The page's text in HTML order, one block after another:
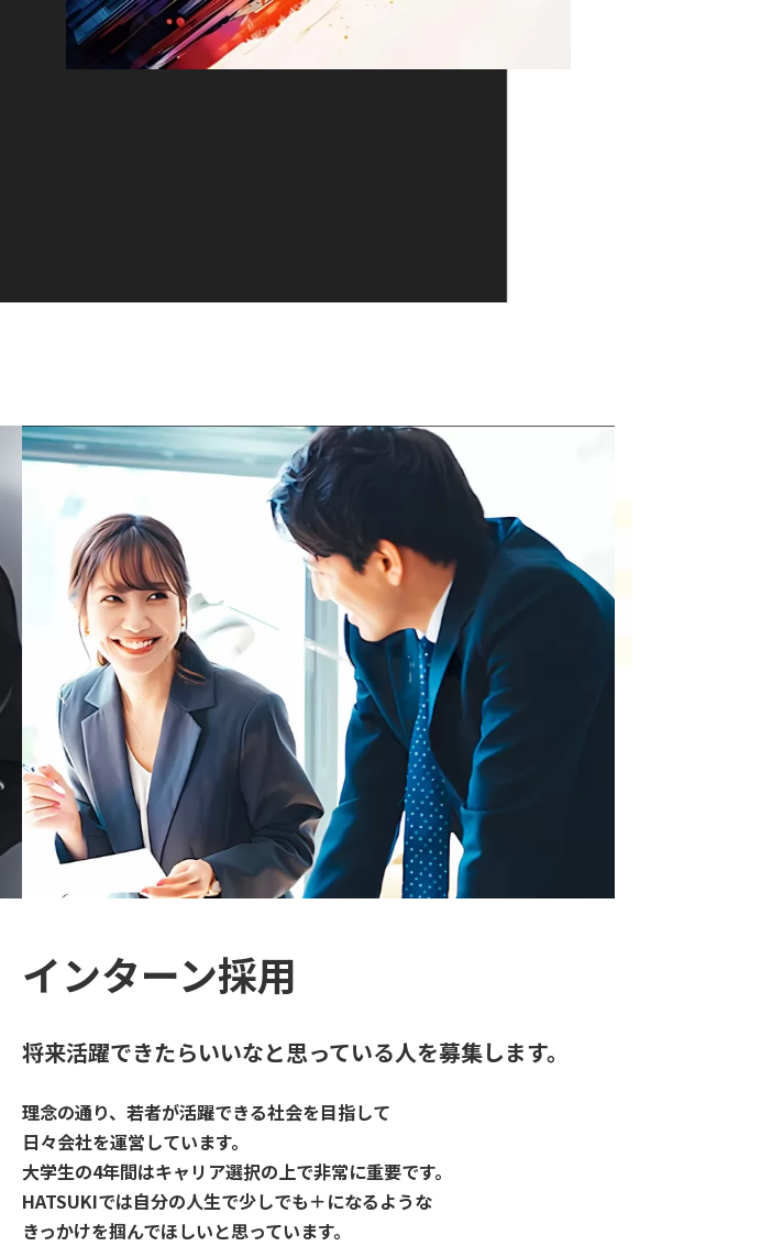
インターン採用
将来活躍できたらいいなと思っている人を募集します。
理念の通り、若者が活躍できる社会を目指して
日々会社を運営しています。
大学生の4年間はキャリア選択の上で非常に重要です。
HATSUKIでは自分の人生で少しでも＋になるような
きっかけを掴んでほしいと思っています。